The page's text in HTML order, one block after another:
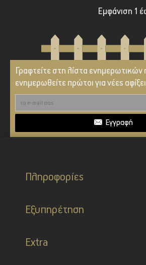
Εμφάνιση 1
Γραφτείτε στη λίστα
ενημερωθείτε πρώτοι για νέες
Εγγραφή
Πληροφορίες
Εξυπηρέτηση
Extra